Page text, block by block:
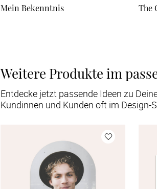
Mein Bekenntnis The
Weitere Produkte im
Entdecke jetzt passende Ideen zu
Kundinnen und Kunden oft im Design-